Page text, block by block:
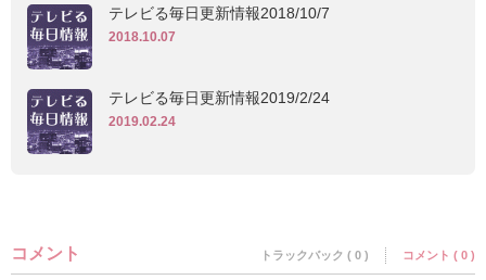
テレビる毎日更新情報2018/10/7
2018.10.07
テレビる毎日更新情報2019/2/24
2019.02.24
コメント トラックバック ( 0 ) コメント ( 0 )